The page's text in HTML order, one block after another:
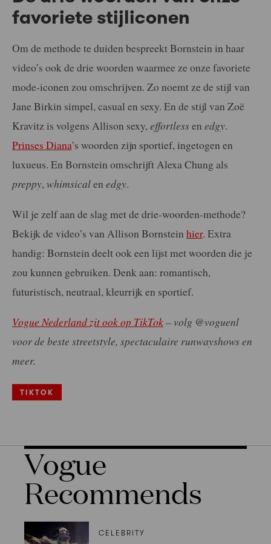
favoriete stijliconen
Om de methode te duiden bespreekt Bornstein in haar
video’s ook de drie woorden waarmee ze onze favoriete
mode-iconen zou omschrijven. Zo noemt ze de stijl van
Jane Birkin simpel, casual en sexy. En de stijl van Zoë
Kravitz is volgens Allison sexy,effortlessen edgy.
Prinses Diana’s woorden zijn sportief, ingetogen en
luxueus. En Bornstein omschrijft Alexa Chung als
preppy, whimsicalen edgy.
Wil je zelf aan de slag met de drie-woorden-methode?
Bekijk de video’s van Allison Bornstein hier. Extra
handig: Bornstein deelt ook een lijst met woorden die je
zou kunnen gebruiken. Denk aan: romantisch,
futuristisch, neutraal, kleurrijk en sportief.
Vogue Nederland zit ook op TikTok– volg @voguenl
voor de beste streetstyle, spectaculaire runwayshows en
meer.
TIKTOK
Vogue
Recommends
CELEBRITY